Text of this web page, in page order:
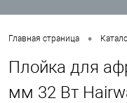
Главная страница •
Плойка для
мм 32 Вт